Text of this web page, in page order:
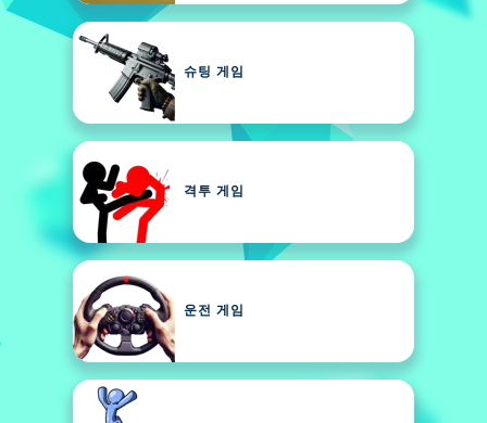
슈팅 게임
격투 게임
운전 게임